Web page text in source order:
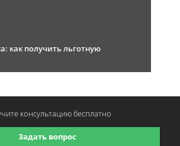
как получить льготную
Задать вопрос
консультациюбесплатно